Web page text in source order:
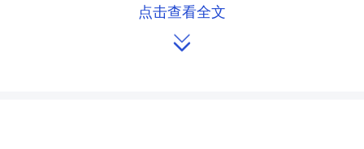
许仲秋、吴世忠、伍冬兰，省人大代表
李万元、张永康，实地考察了湖南机油
点击查看全文
